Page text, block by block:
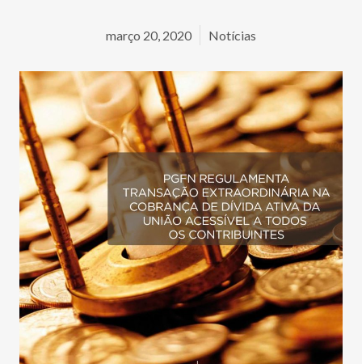
março 20, 2020 Notícias